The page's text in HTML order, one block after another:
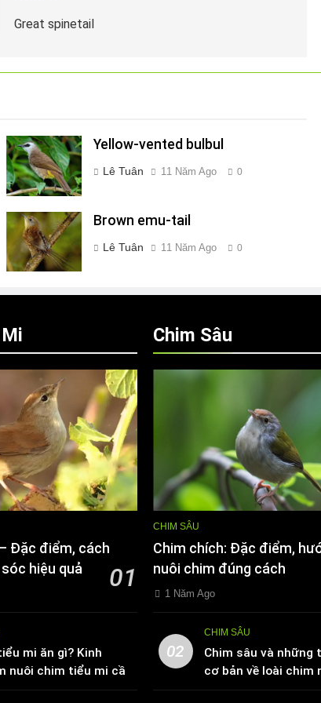
Great spinetail
Yellow-vented bulbul
Lê Tuân 11 Năm Ago 0
Brown emu-tail
Lê Tuân 11 Năm Ago 0
Đặc điểm, cách
hiệu quả
01
mi ăn gì? Kinh
nuôi chim tiểu mi cần
Chim Sâu
CHIM SÂU
Chim chích: Đặc điểm,
nuôi chim đúng cách
1 Năm Ago
02
CHIM SÂU
Chim sâu và những
cơ bản về loài chim